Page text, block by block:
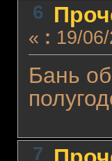
6
« : 19/
Бань
7